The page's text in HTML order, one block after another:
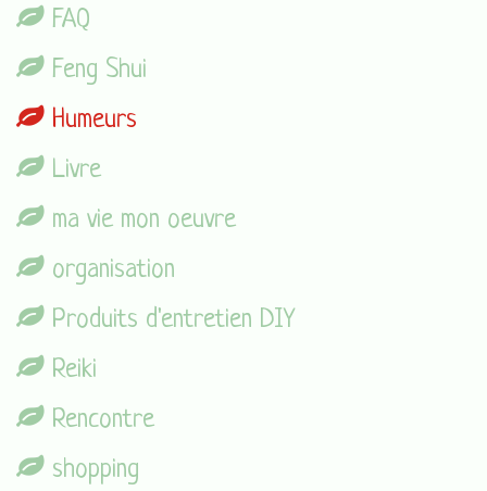
FAQ
Feng Shui
Humeurs
Livre
ma vie mon oeuvre
organisation
Produits d'entretien DIY
Reiki
Rencontre
shopping